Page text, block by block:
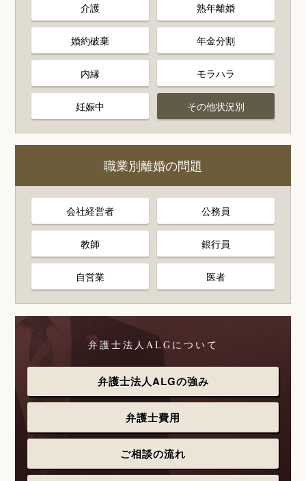
介護 熟年離婚
婚約破棄 年金分割
内縁 モラハラ
妊娠中 その他状況別
職業別離婚の問題
会社経営者 公務員
教師 銀行員
自営業 医者
弁護士法人ALGについて
弁護士法人ALGの強み
弁護士費用
ご相談の流れ